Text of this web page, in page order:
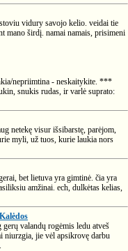
vidury savojo kelio. veidai tie
mano širdį. namai namais, prisimeni
nepriimtina - neskaitykite. ***
snukis rudas, ir varlė suprato:
netekę visur išsibarstę, parėjom,
myli, už tuos, kurie laukia nors
bet lietuva yra gimtinė. čia yra
amžinai. ech, dulkėtas kelias,
valandų rogėmis ledu atveš
niurzgia, jie vėl apsikrovę darbu